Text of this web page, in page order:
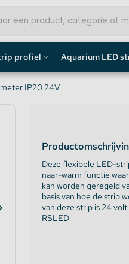
profiel
profiel
/ Gipsplaten Profiel
Aquarium LED
Aquarium LED
Aquarium LED
IP20 24V
Deze flexibele LED-
naar-warm functie
kan worden geregeld
basis van hoe de strip
van deze strip is 24
RSLED